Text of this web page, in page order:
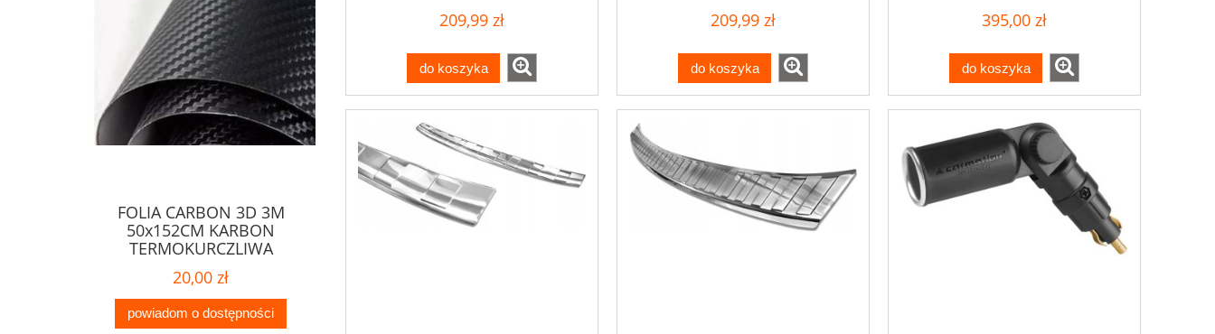
FOLIA CARBON 3D 3M
50x152CM KARBON
TERMOKURCZLIWA
20,00 zł
powiadom o dostępności
209,99 zł
do koszyka
209,99 zł
do koszyka
395,00 zł
do koszyka